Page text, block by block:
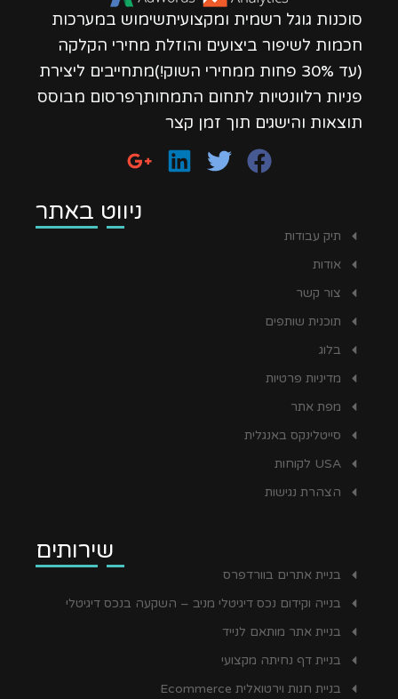
סוכנות גוגל רשמית ומקצועיתשימוש במערכות
חכמות לשיפור ביצועים והוזלת מחירי הקלקה
(עד 30% פחות ממחירי השוק!)מתחייבים ליצירת
פניות רלוונטיות לתחום התמחותךפרסום מבוסס
תוצאות והישגים תוך זמן קצר
ניווט באתר
תיק עבודות
אודות
צור קשר
תוכנית שותפים
בלוג
מדיניות פרטיות
מפת אתר
סייטלינקס באנגלית
USA לקוחות
הצהרת נגישות
שירותים
בניית אתרים בוורדפרס
בנייה וקידום נכס דיגיטלי מניב – השקעה בנכס דיגיטלי
בניית אתר מותאם לנייד
בניית דף נחיתה מקצועי
בניית חנות וירטואלית Ecommerce